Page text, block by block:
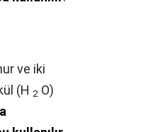
ve iki
(H 2 O)